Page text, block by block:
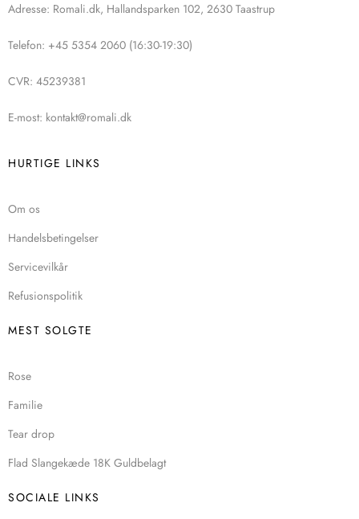
Adresse: Romali.dk, Hallandsparken 102, 2630 Taastrup
Telefon: +45 5354 2060 (16:30-19:30)
CVR: 45239381
E-most: kontakt@romali.dk
HURTIGE LINKS
Om os
Handelsbetingelser
Servicevilkår
Refusionspolitik
MEST SOLGTE
Rose
Familie
Tear drop
Flad Slangekæde 18K Guldbelagt
SOCIALE LINKS